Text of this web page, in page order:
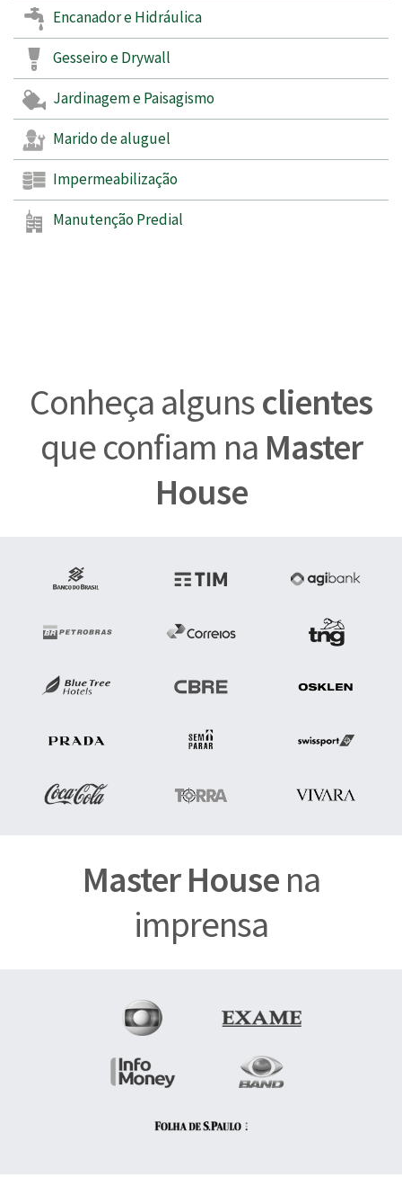
Encanador e Hidráulica
Gesseiro e Drywall
Jardinagem e Paisagismo
Marido de aluguel
Impermeabilização
Manutenção Predial
Conheça algunsclientes
que confiam na Master
House
Master Housena
imprensa